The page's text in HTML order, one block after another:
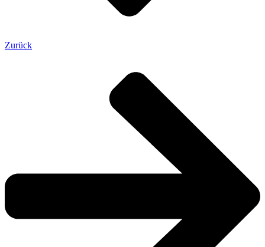
Zurück